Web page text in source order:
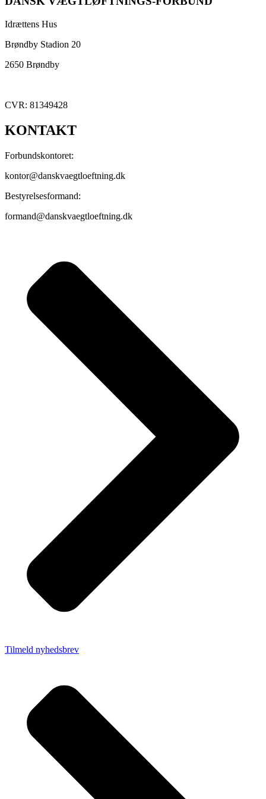
Idrættens Hus
Brøndby Stadion 20
2650 Brøndby
CVR: 81349428
KONTAKT
Forbundskontoret:
kontor@danskvaegtloeftning.dk
Bestyrelsesformand:
formand@danskvaegtloeftning.dk
Tilmeld nyhedsbrev